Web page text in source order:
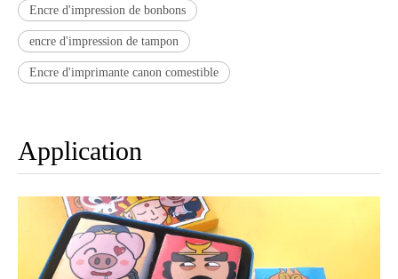
Encre d'impression de bonbons
encre d'impression de tampon
Encre d'imprimante canon comestible
Application